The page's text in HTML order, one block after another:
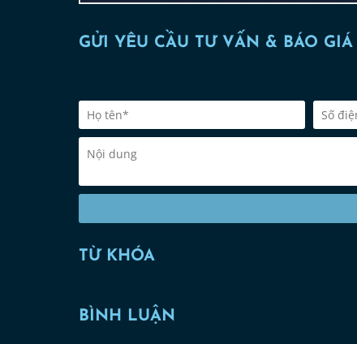
GỬI YÊU CẦU TƯ VẤN & BÁO GIÁ
TỪ KHÓA
BÌNH LUẬN